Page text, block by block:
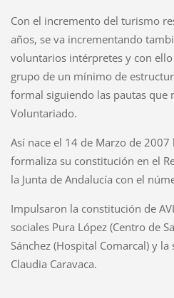
Con el incremento del turismo
años, se va incrementando
voluntarios intérpretes y con
grupo de un mínimo de
formal siguiendo las pautas que
Voluntariado.
Así nace el 14 de Marzo de 2007
formaliza su constitución en el
la Junta de Andalucía con el
Impulsaron la constitución de
sociales Pura López (Centro de
Sánchez (Hospital Comarcal) y
Claudia Caravaca.